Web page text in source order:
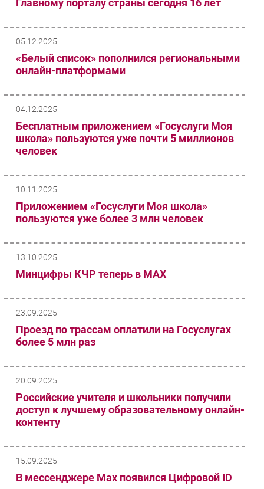
05.12.2025
«Белый список» пополнился региональными
онлайн-платформами
04.12.2025
Бесплатным приложением «Госуслуги Моя
школа» пользуются уже почти 5 миллионов
человек
10.11.2025
Приложением «Госуслуги Моя школа»
пользуются уже более 3 млн человек
13.10.2025
Минцифры КЧР теперь в МАХ
23.09.2025
Проезд по трассам оплатили на Госуслугах
более 5 млн раз
20.09.2025
Российские учителя и школьники получили
доступ к лучшему образовательному онлайн-
контенту
15.09.2025
В мессенджере Мах появился Цифровой ID